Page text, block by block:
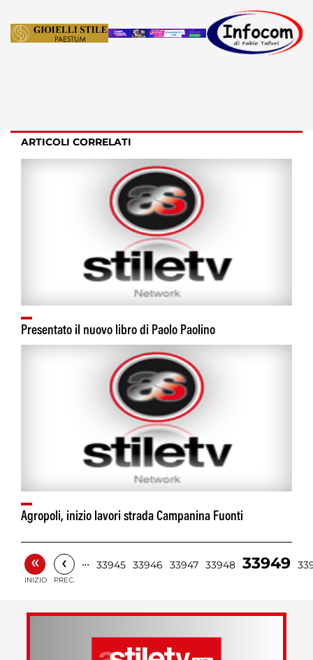
ARTICOLI CORRELATI
Presentato il nuovo libro di Paolo Paolino
Agropoli, inizio lavori strada Campanina Fuonti
«
INIZIO
‹
PREC.
… 33945 33946 33947 33948 33949